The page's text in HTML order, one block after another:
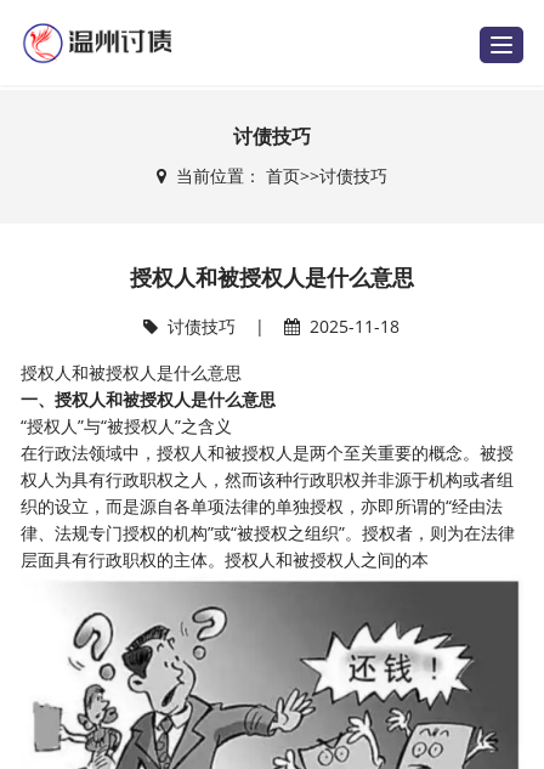
T
o
讨债技巧
当前位置： 首页>>讨债技巧
授权人和被授权人是什么意思
讨债技巧 |
2025-11-18
授权人和被授权人是什么意思
一、授权人和被授权人是什么意思
“授权人”与“被授权人”之含义
在行政法领域中，授权人和被授权人是两个至关重要的概念。被授
权人为具有行政职权之人，然而该种行政职权并非源于机构或者组
织的设立，而是源自各单项法律的单独授权，亦即所谓的“经由法
律、法规专门授权的机构”或“被授权之组织”。授权者，则为在法律
层面具有行政职权的主体。授权人和被授权人之间的本